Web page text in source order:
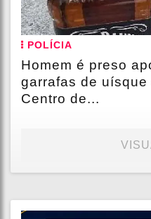
POLÍCIA
Homem é preso
garrafas de uísque
Centro de...